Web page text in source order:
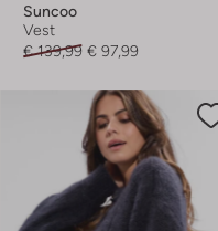
Suncoo
Vest
€ 139,99 € 97,99